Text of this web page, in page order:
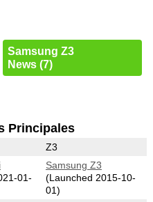
Samsung Z3
News (7)
Principales
Z3
01-
Samsung Z3
(Launched 2015-10-
01)